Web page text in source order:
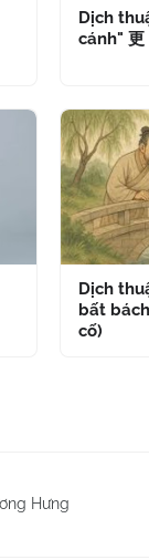
Dịch
cánh" 更
Dịch
bất
cố)
Hưng